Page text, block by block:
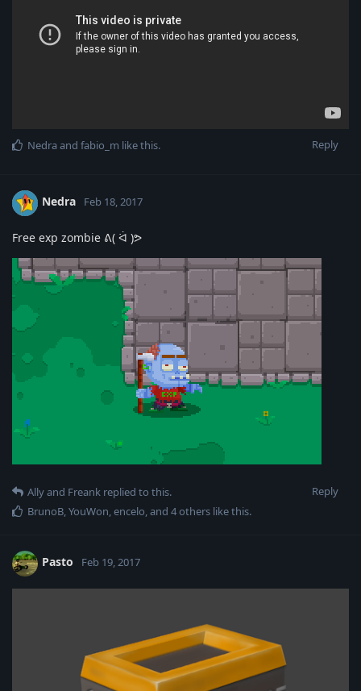
Reply
Nedraand fabio_m like this.
Nedra Feb 18, 2017
Free exp zombie ᕕ( ᐛ )ᕗ
Reply
Allyand Freank replied to this.
BrunoB,YouWon,encelo, and 4others like this.
Pasto Feb 19, 2017